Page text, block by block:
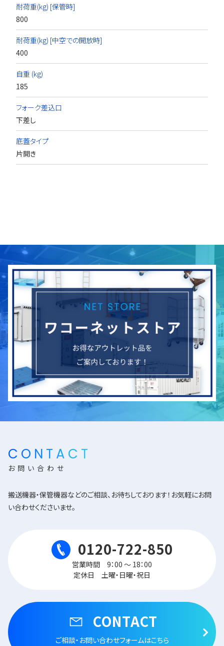
耐荷重(kg) [保管時]
800
耐荷重(kg) [中空での開放時]
400
自重 (kg)
185
フォーク差込口
下差し
底蓋タイプ
片開き
CONTACT
お問い合わせ
搬送機器・保管機器などのご相談、お待ちしております！お気軽にお問
い合わせくださいませ。
0120-722-850
営業時間 9：00 ～ 18：00
定休日 土曜・日曜・祝日
CONTACT
ご相談・お問い合わせフォームはこちら